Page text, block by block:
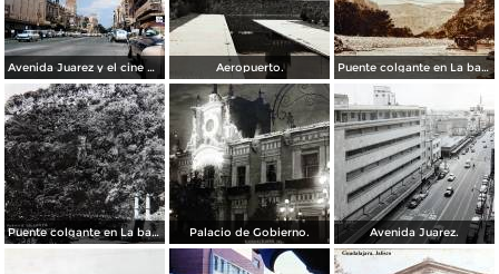
Avenida Juarez y el cine Variedades Guadalajara, Jalisco 1961 Aeropuerto. Puente colgante en La barranca de Oblatos.
Puente colgante en La barranca de Oblatos. Palacio de Gobierno. Avenida Juarez.